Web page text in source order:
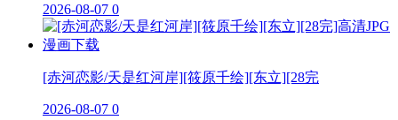
2026-08-07 0
[赤河恋影/天是红河岸][筱原千绘][东立][28完
2026-08-07 0